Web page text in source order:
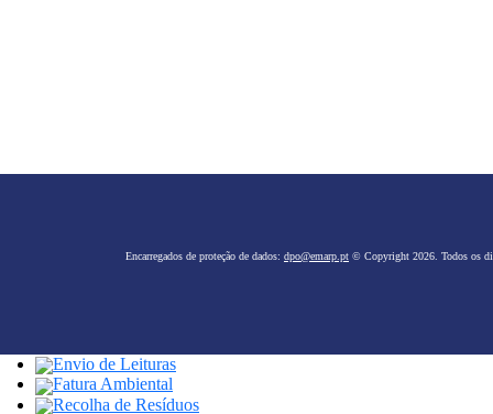
Encarregados de proteção de dados: dpo@emarp.pt © Copyright 2026. Todos os
Envio de Leituras
Fatura Ambiental
Recolha de Resíduos